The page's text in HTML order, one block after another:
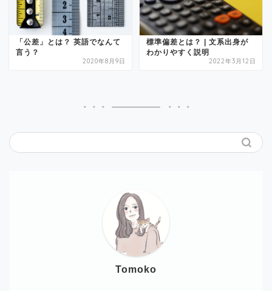
「公差」とは？ 英語でなんて
言う？
2020年8月9日
標準偏差とは？ | 文系出身が
わかりやすく説明
2022年3月12日
Tomoko